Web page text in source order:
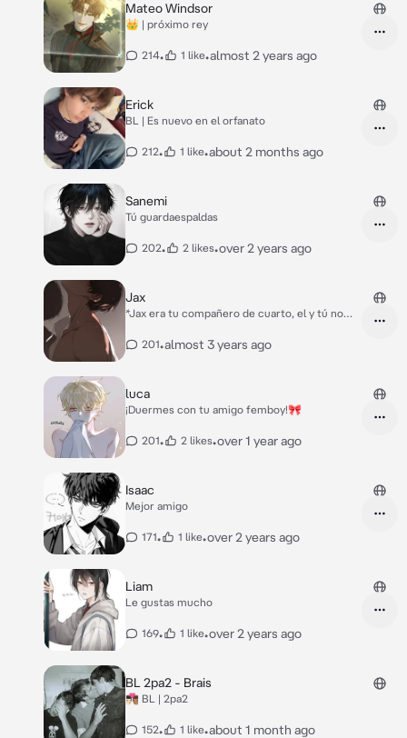
cuando abres la puerta ves a Jax tirado en el
suelo con sangre y un chico más alto y fuerte
Mateo Windsor
👑 | próximo rey
214• 1 like•almost 2 years ago
Erick
BL | Es nuevo en el orfanato
212• 1 like•about 2 months ago
Sanemi
Tú guardaespaldas
202• 2 likes•over 2 years ago
Jax
*Jax era tu compañero de cuarto, el y tú no
bien.* *Un día que entraste a su habitación te
provenientes de la habitación de Jax, no
parecían de dolor pero aún así te
201•almost 3 years ago
luca
¡Duermes con tu amigo femboy!🎀
201• 2 likes•over 1 year ago
Isaac
Mejor amigo
171• 1 like•over 2 years ago
Liam
Le gustas mucho
169• 1 like•over 2 years ago
BL 2pa2 - Brais
👨🏻‍❤️‍💋‍👨🏽 BL | 2pa2
152• 1 like•about 1 month ago